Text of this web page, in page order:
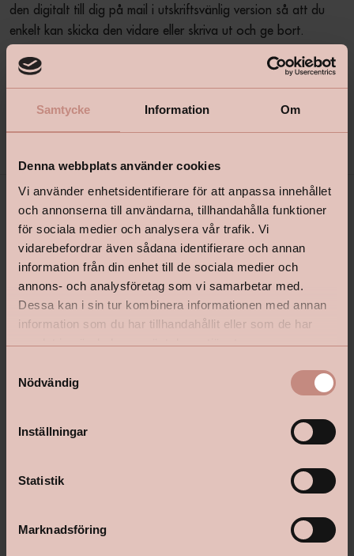
Samtycke Information Om
Denna webbplats använder cookies
Vi använder enhetsidentifierare för att anpassa innehållet
och annonserna till användarna, tillhandahålla funktioner
för sociala medier och analysera vår trafik. Vi
vidarebefordrar även sådana identifierare och annan
information från din enhet till de sociala medier och
annons- och analysföretag som vi samarbetar med.
Dessa kan i sin tur kombinera informationen med annan
information som du har tillhandahållit eller som de har
samlat in när du har använt deras tjänster.
Nödvändig
Inställningar
Statistik
Marknadsföring
den digitalt till dig på mail i utskriftsvänlig version så att du
enkelt kan skicka den vidare eller skriva ut och ge bort.
är giltigt i ett år från inköpsdatumet.
shop@happyhomes.se
Kontakta din butik
Om Happy Homes